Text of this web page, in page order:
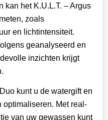
kan het K.U.L.T. – Argus
zoals
en lichtintensiteit.
geanalyseerd en
inzichten krijgt
kunt u de watergift en
optimaliseren. Met real-
van uw gewassen kunt